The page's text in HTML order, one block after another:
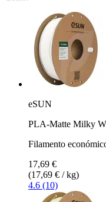
eSUN
PLA-Matte Milky
Filamento
17,69 €
(17,69 € / kg)
4.6 (10)